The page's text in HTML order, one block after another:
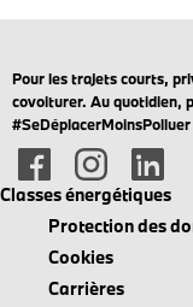
Pour les trajets courts,
covoiturer. Au quotidien,
#SeDéplacerMoinsPolluer
Classes énergétiques
Protection des
Cookies
Carrières